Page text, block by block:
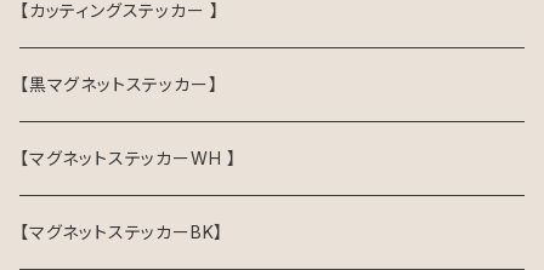
【カッティングステッカー 】
【黒マグネットステッカー】
【マグネットステッカーWH 】
【マグネットステッカーBK】